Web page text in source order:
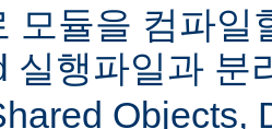
모듈을 컴파일
실행파일과 분
Objects,